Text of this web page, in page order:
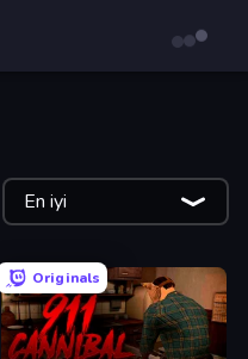
En iyi
Originals